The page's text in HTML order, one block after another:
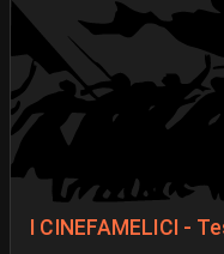
I CINEFAMELICI -